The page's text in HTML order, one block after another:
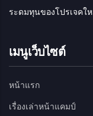
ระดมทุนของโปรเจคใ
เมนูเว็บไซต์
หน้าแรก
เรื่องเล่าหน้าแคมป์